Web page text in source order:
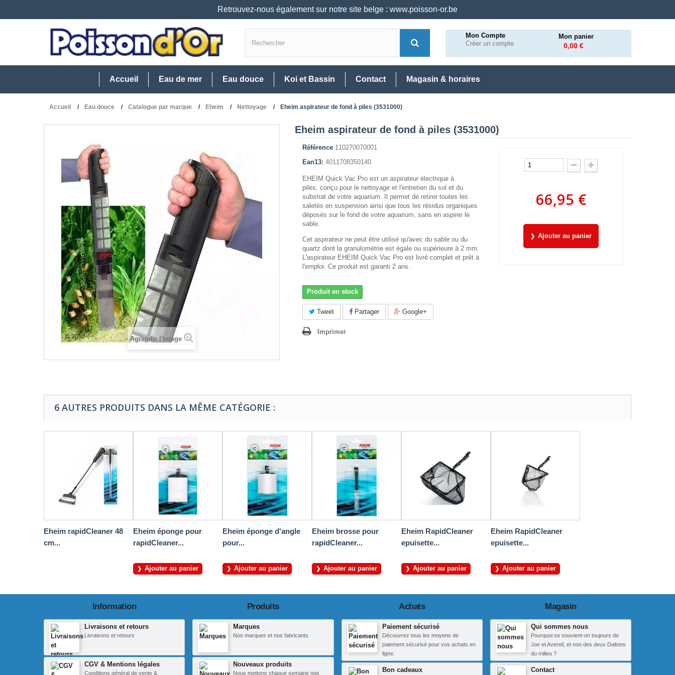
Retrouvez-nous également sur notre site belge : www.poisson-or.be
Mon Compte
Créer un compte
Mon panier
0,00 €
Accueil Eau de mer Eau douce Koi et Bassin Contact Magasin & horaires
Accueil Eau douce Catalogue par marque Eheim Nettoyage Eheim aspirateur de fond à piles (3531000)
Agrandir l'image
Eheim aspirateur de fond à piles (3531000)
Référence 110270070001
Ean13: 4011708350140
EHEIM Quick Vac Pro est un aspirateur électrique à
piles, conçu pour le nettoyage et l'entretien du sol et du
substrat de votre aquarium. Il permet de retirer toutes les
saletés en suspension ainsi que tous les résidus organiques
déposés sur le fond de votre aquarium, sans en aspirer le
sable.
Cet aspirateur ne peut être utilisé qu'avec du sable ou du
quartz dont la granulométrie est égale ou supérieure à 2 mm.
L'aspirateur EHEIM Quick Vac Pro est livré complet et prêt à
l'emploi. Ce produit est garanti 2 ans.
Produit en stock
Tweet Partager Google+
Imprimer
66,95 €
Ajouter au panier
6 AUTRES PRODUITS DANS LA MÊME CATÉGORIE :
Eheim rapidCleaner 48
cm...
Eheim éponge pour
rapidCleaner...
Ajouter au panier
Eheim éponge d'angle
pour...
Ajouter au panier
Eheim brosse pour
rapidCleaner...
Ajouter au panier
Eheim RapidCleaner
epuisette...
Ajouter au panier
Eheim RapidCleaner
epuisette...
Ajouter au panier
Information
Livraisons et retours
Livraisons et retours
CGV & Mentions légales
Conditions général de vente &
Produits
Marques
Nos marques et nos fabricants
Nouveaux produits
Nous mettons chaque semaine nos
Achats
Paiement sécurisé
Découvrez tous les moyens de
paiement sécurisé pour vos achats en
ligne.
Bon cadeaux
Magasin
Qui sommes nous
Pourquoi se souvient-on toujours de
Joe et Averell, et non des deux Daltons
du milieu ?
Contact